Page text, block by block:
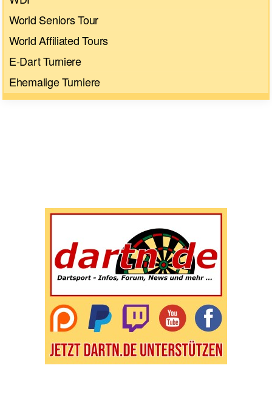
World Seniors Tour
World Affiliated Tours
E-Dart Turniere
Ehemalige Turniere